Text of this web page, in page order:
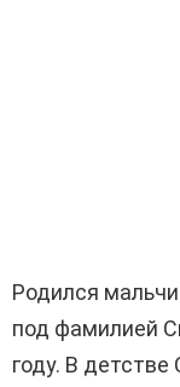
Родился
под фамилией
году. В